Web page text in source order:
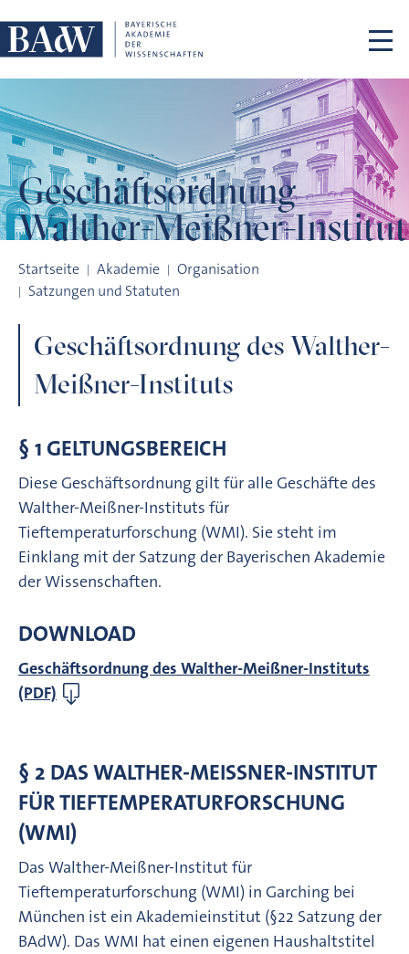
Geschäftsordnung
Walther-Meißner-Institut
Startseite Akademie
Organisation
Satzungen und Statuten
Geschäftsordnung des Walther-
Meißner-Instituts
§ 1 GELTUNGSBEREICH
Diese Geschäftsordnung gilt für alle Geschäfte des
Walther-Meißner-Instituts für
Tieftemperaturforschung (WMI). Sie steht im
Einklang mit der Satzung der Bayerischen Akademie
der Wissenschaften.
DOWNLOAD
Geschäftsordnung des Walther-Meißner-Instituts
(PDF)
§ 2 DAS WALTHER-MEISSNER-INSTITUT F
ÜR TIEFTEMPERATURFORSCHUNG (
WMI)
Das Walther-Meißner-Institut für
Tieftemperaturforschung (WMI) in Garching bei
München ist ein Akademieinstitut (§22 Satzung der
BAdW). Das WMI hat einen eigenen Haushaltstitel